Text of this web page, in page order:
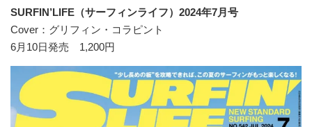
SURFIN’LIFE（サーフィンライフ）2024年7月号
Cover：グリフィン・コラピント
6月10日発売 1,200円